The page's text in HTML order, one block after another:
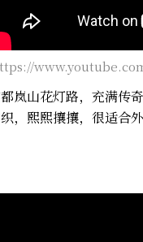
岚山花灯路，充满传
，熙熙攘攘，很适合外